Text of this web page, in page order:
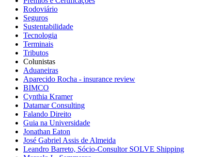
Rodoviário
Seguros
Sustentabilidade
Tecnologia
Terminais
Tributos
Colunistas
Aduaneiras
Aparecido Rocha - insurance review
BIMCO
Cynthia Kramer
Datamar Consulting
Falando Direito
Guia na Universidade
Jonathan Eaton
José Gabriel Assis de Almeida
Leandro Barreto, Sócio-Consultor SOLVE Shipping